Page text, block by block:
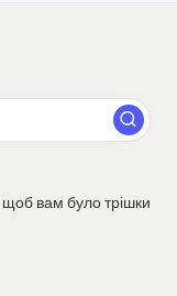
вам було трішки